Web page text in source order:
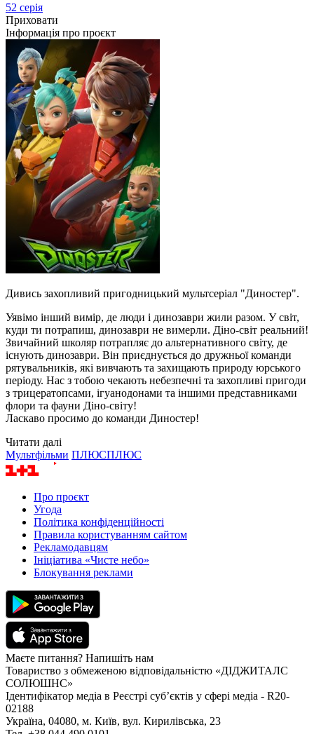
52 серія
Приховати
Інформація про проєкт
Дивись захопливий пригодницький мультсеріал "Диностер".
Уявімо інший вимір, де люди і динозаври жили разом. У світ,
куди ти потрапиш, динозаври не вимерли. Діно-світ реальний!
Звичайний школяр потрапляє до альтернативного світу, де
існують динозаври. Він приєднується до дружньої команди
рятувальників, які вивчають та захищають природу юрського
періоду. Нас з тобою чекають небезпечні та захопливі пригоди
з трицератопсами, ігуанодонами та іншими представниками
флори та фауни Діно-світу!
Ласкаво просимо до команди Диностер!
Читати далі
Мультфільми ПЛЮСПЛЮС
Про проєкт
Угода
Політика конфіденційності
Правила користуванням сайтом
Рекламодавцям
Ініціатива «Чисте небо»
Блокування реклами
Маєте питання? Напишіть нам
Товариство з обмеженою відповідальністю «ДІДЖИТАЛС
СОЛЮШНС»
Ідентифікатор медіа в Реєстрі суб’єктів у сфері медіа - R20-
02188
Україна, 04080, м. Київ, вул. Кирилівська, 23